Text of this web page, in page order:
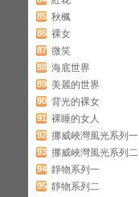
85 秋楓
86 裸女
87 微笑
88 海底世界
89 美麗的世界
90 背光的裸女
91 裸睡的女人
92 挪威峽灣風光系列一
93 挪威峽灣風光系列二
94 靜物系列一
95 靜物系列二